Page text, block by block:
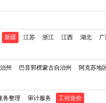
新疆 江苏 浙江 江西 湖北
州 巴音郭楞蒙古自治州 阿克苏地
务整理 审计服务 工程造价